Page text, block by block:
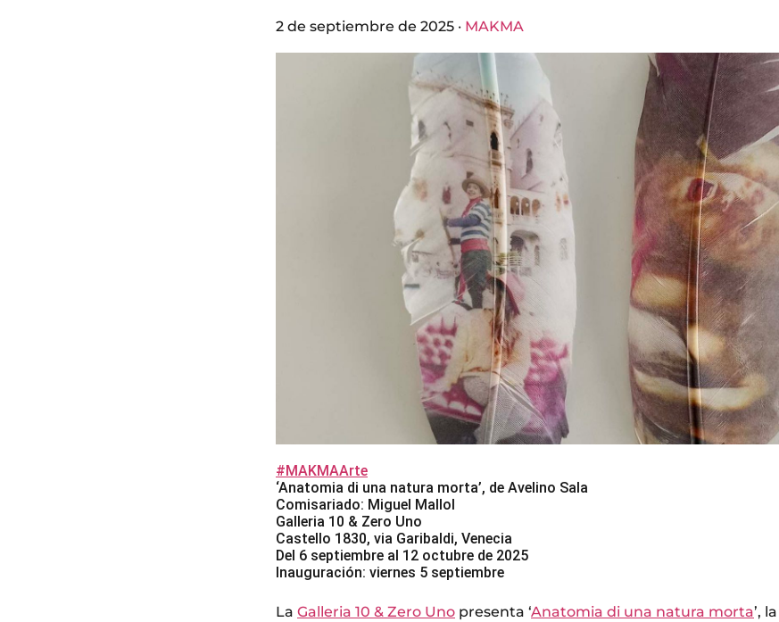
2 de septiembre de 2025 · MAKMA
#MAKMAArte
‘Anatomia di una natura morta’, de Avelino Sala
Comisariado: Miguel Mallol
Galleria 10 & Zero Uno
Castello 1830, via Garibaldi, Venecia
Del 6 septiembre al 12 octubre de 2025
Inauguración: viernes 5 septiembre
La Galleria 10 & Zero Uno presenta ‘Anatomia di una natura morta’,